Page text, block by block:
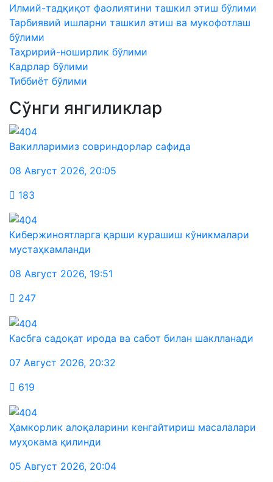
Илмий-тадқиқот фаолиятини ташкил этиш бўлими
Тарбиявий ишларни ташкил этиш ва мукофотлаш
бўлими
Таҳририй-ноширлик бўлими
Кадрлар бўлими
Тиббиёт бўлими
Сўнги янгиликлар
Вакилларимиз совриндорлар сафида
08 Август 2026, 20:05
183
Кибержиноятларга қарши курашиш кўникмалари
мустаҳкамланди
08 Август 2026, 19:51
247
Касбга садоқат ирода ва сабот билан шаклланади
07 Август 2026, 20:32
619
Ҳамкорлик алоқаларини кенгайтириш масалалари
муҳокама қилинди
05 Август 2026, 20:04